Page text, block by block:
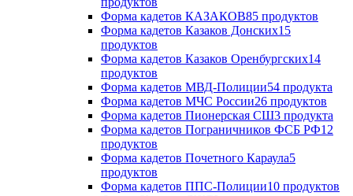
Форма кадетов КАЗАКОВ85 продуктов
Форма кадетов Казаков Донских15
продуктов
Форма кадетов Казаков Оренбургских14
продуктов
Форма кадетов МВД-Полиции54 продукта
Форма кадетов МЧС России26 продуктов
Форма кадетов Пионерская СШ3 продукта
Форма кадетов Пограничников ФСБ РФ12
продуктов
Форма кадетов Почетного Караула5
продуктов
Форма кадетов ППС-Полиции10 продуктов